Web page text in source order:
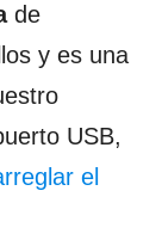
de
y es una
USB,
el